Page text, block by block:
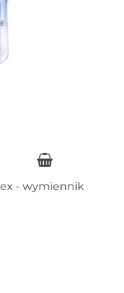
- wymiennik